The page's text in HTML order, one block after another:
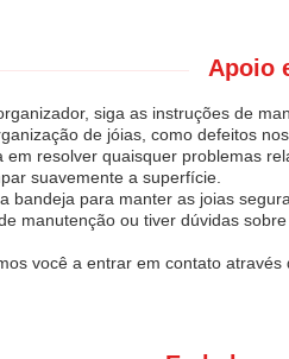
Apoio
siga as instruções de
de jóias, como defeitos
resolver quaisquer problemas
suavemente a superfície.
bandeja para manter as joias
manutenção ou tiver dúvidas
você a entrar em contato